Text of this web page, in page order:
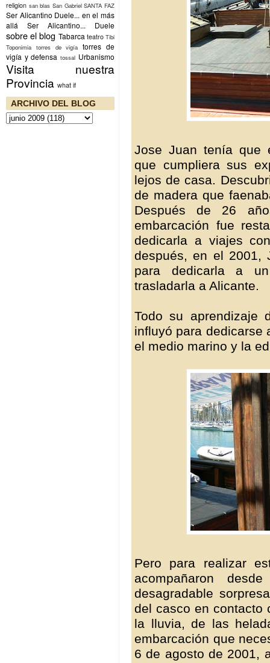
religion san blas San Gabriel SANTA FAZ
Ser Alicantino Duele... en el más
allá
Ser Alicantino... Duele
sobre el blog Tabarca teatro Tibi
Toponimia torres de vigía torres de
vigía y defensa tossal Urbanismo
Visita nuestra
Provincia what if
ARCHIVO DEL BLOG
Jose Juan tenía que
que cumpliera sus
lejos de casa.
de madera que
Después de 26
embarcación fue
dedicarla a viajes
después, en el 2001,
para dedicarla a
trasladarla a Alicante.
Todo su
influyó para dedicarse
el medio marino y la
Pero para realizar
acompañaron
desagradable
del casco en contacto
la lluvia, de las
embarcación que
6 de agosto de 2001,